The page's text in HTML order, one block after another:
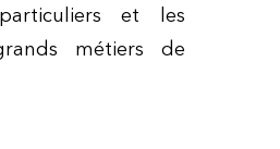
et les
métiers de